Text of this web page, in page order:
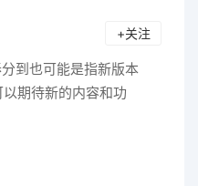
+关注
到也可能是指新版本
期待新的内容和功